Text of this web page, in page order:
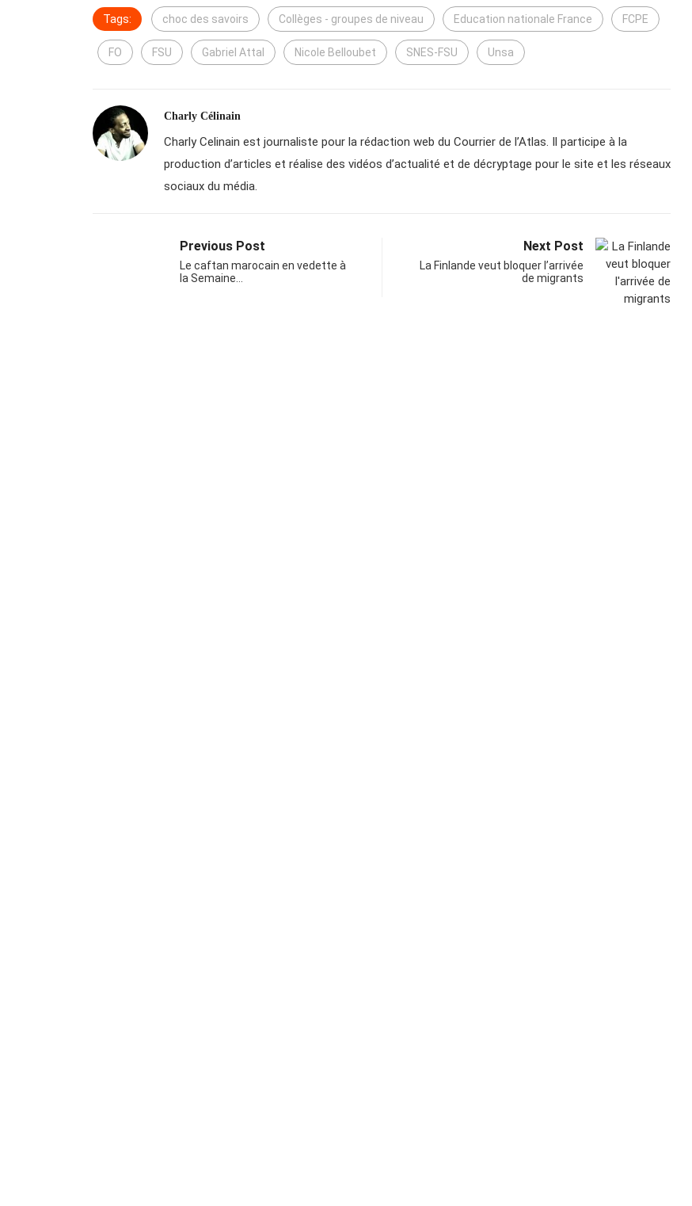
Tags: choc des savoirs Collèges - groupes de niveau Education nationale France FCPE
FO FSU Gabriel Attal Nicole Belloubet SNES-FSU Unsa
Charly Célinain
Charly Celinain est journaliste pour la rédaction web du Courrier de l’Atlas. Il participe à la
production d’articles et réalise des vidéos d’actualité et de décryptage pour le site et les réseaux
sociaux du média.
Previous Post
Le caftan marocain en vedette à
la Semaine…
Next Post
La Finlande veut bloquer l’arrivée
de migrants